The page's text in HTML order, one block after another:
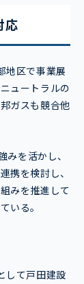
応
地区で事業展
ュートラルの
ガスも競合他
を活かし、
携を検討し、
みを推進して
いる。
して戸田建設